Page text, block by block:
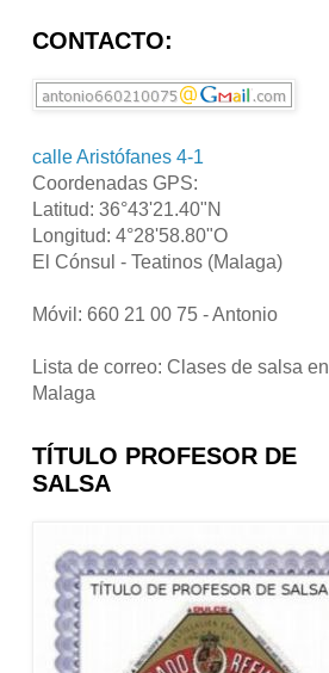
CONTACTO:
calle Aristófanes 4-1
Coordenadas GPS:
Latitud: 36°43'21.40"N
Longitud: 4°28'58.80"O
El Cónsul - Teatinos (Malaga)
Móvil: 660 21 00 75 - Antonio
Lista de correo: Clases de salsa en
Malaga
TÍTULO PROFESOR DE
SALSA